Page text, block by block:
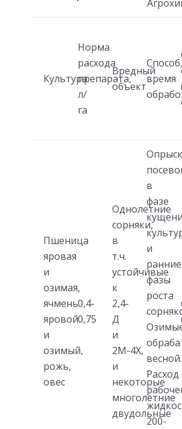
Культура
Норма
расхода
препарата,
л/
га
Вредный
объект
Способ,
время
Пшеница
яровая
и
озимая,
ячмень
яровой
и
озимый,
рожь,
овес
0,4-
0,75
Однолетние
сорняки,
в
т.ч.
устойчивые
к
2,4-
Д
и
2М-4Х,
и
некоторые
многолетние
двудольные
в
фазе
и
ранние
фазы
роста
весной.
Расход
200-